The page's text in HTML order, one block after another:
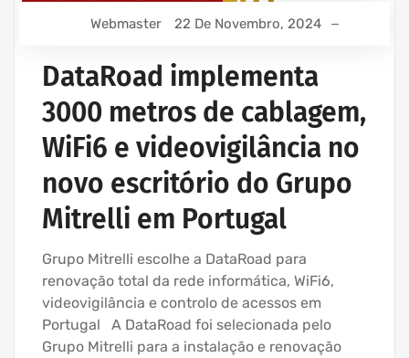
REDE ESTRUTURADA INFORMÁTICA
Webmaster 22 De Novembro, 2024
DataRoad implementa
3000 metros de cablagem,
WiFi6 e videovigilância no
novo escritório do Grupo
Mitrelli em Portugal
Grupo Mitrelli escolhe a DataRoad para
renovação total da rede informática, WiFi6,
videovigilância e controlo de acessos em
Portugal A DataRoad foi selecionada pelo
Grupo Mitrelli para a instalação e renovação